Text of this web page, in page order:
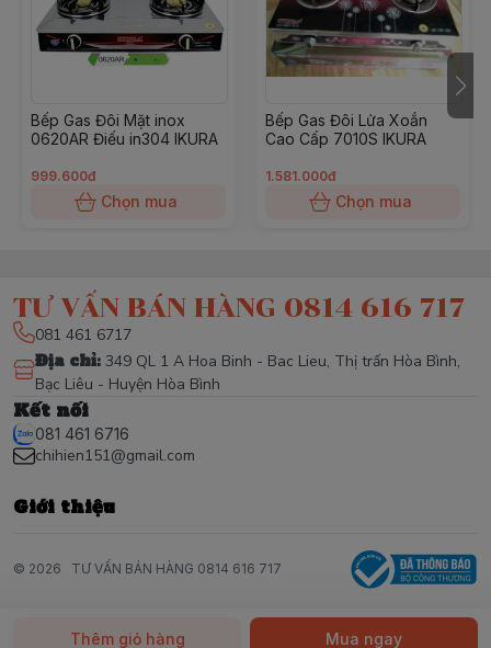
Thêm giỏ hàng Mua ngay
Bếp Gas Đôi Mặt inox
0620AR Điếu in304 IKURA
999.600đ
Chọn mua
Bếp Gas Đôi Lửa Xoắn
Cao Cấp 7010S IKURA
1.581.000đ
Chọn mua
TƯ VẤN BÁN HÀNG 0814 616 717
081 461 6717
Địa chỉ: 349 QL 1 A Hoa Binh - Bac Lieu, Thị trấn Hòa Bình,
Bạc Liêu - Huyện Hòa Bình
Kết nối
081 461 6716
chihien151@gmail.com
Giới thiệu
© 2026 TƯ VẤN BÁN HÀNG 0814 616 717